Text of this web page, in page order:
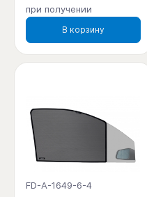
при получении
В корзину
FD-A-1649-6-4